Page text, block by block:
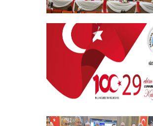
EKEV “Akademik Bilim, Sanat ve
Ödülleri” Töreni Yapıldı
+
29 EKİM CUMHURİYET BAYRAMI